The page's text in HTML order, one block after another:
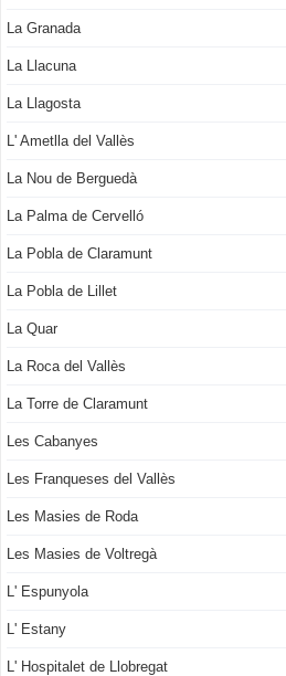
La Granada
La Llacuna
La Llagosta
L' Ametlla del Vallès
La Nou de Berguedà
La Palma de Cervelló
La Pobla de Claramunt
La Pobla de Lillet
La Quar
La Roca del Vallès
La Torre de Claramunt
Les Cabanyes
Les Franqueses del Vallès
Les Masies de Roda
Les Masies de Voltregà
L' Espunyola
L' Estany
L' Hospitalet de Llobregat